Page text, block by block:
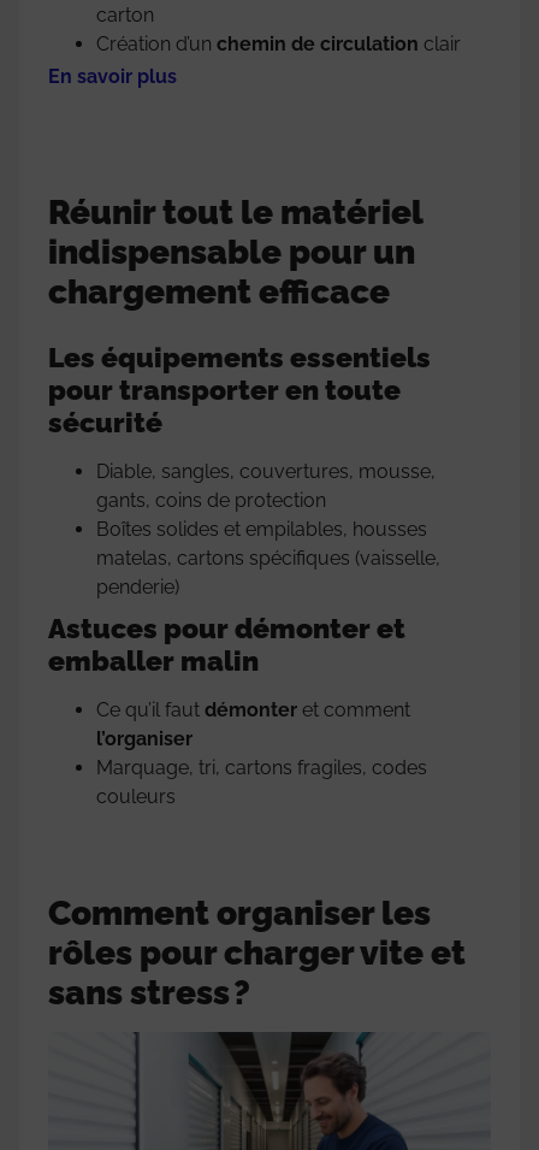
carton
Création d’un chemin de circulation clair
En savoir plus
Réunir tout le matériel
indispensable pour un
chargement efficace
Les équipements essentiels
pour transporter en toute
sécurité
Diable, sangles, couvertures, mousse,
gants, coins de protection
Boîtes solides et empilables, housses
matelas, cartons spécifiques (vaisselle,
penderie)
Astuces pour démonter et
emballer malin
Ce qu’il faut démonter et comment
l’organiser
Marquage, tri, cartons fragiles, codes
couleurs
Comment organiser les
rôles pour charger vite et
sans stress ?